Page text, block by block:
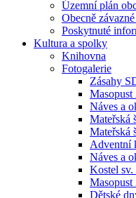
Územní plán
Obecně
Poskytnuté
Kultura a spolky
Knihovna
Fotogalerie
Zásahy
Masopust
Náves a
Mateřská
Mateřská
Adventní
Náves a
Kostel sv.
Masopust
Dětské